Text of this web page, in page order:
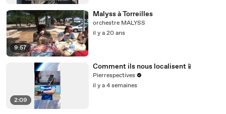
9:57
Malyss à Torreilles
orchestre MALYSS
il y a 20 ans
2:09
Comment ils nous localisent📱
Pierrespectives
il y a 4 semaines